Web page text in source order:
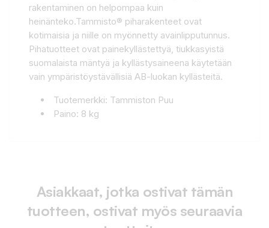
rakentaminen on helpompaa kuin
heinänteko.Tammisto® piharakenteet ovat
kotimaisia ja niille on myönnetty avainlipputunnus.
Pihatuotteet ovat painekyllästettyä, tiukkasyistä
suomalaista mäntyä ja kyllästysaineena käytetään
vain ympäristöystävällisiä AB-luokan kyllästeitä.
Tuotemerkki: Tammiston Puu
Paino: 8 kg
Asiakkaat, jotka ostivat tämän
tuotteen, ostivat myös seuraavia